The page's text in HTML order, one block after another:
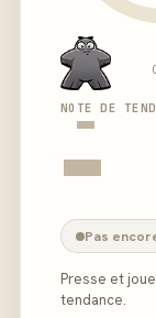
-
NOTE DE
-
Pas
Presse et
tendance.